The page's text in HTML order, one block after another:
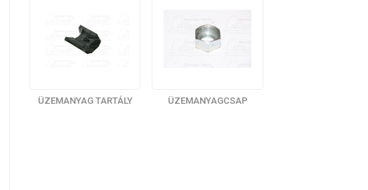
ÜZEMANYAG TARTÁLY ÜZEMANYAGCSAP